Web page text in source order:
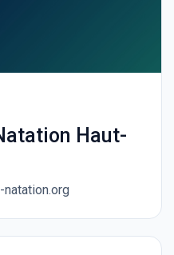
Haut-
natation.org